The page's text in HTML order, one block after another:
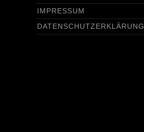
IMPRESSUM
DATENSCHUTZERKLÄRUNG